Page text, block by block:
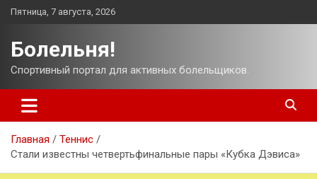
Перейти
Пятница, 7 августа, 2026
Болельня!
Спортивный портал для активных болельщиков.
Главная
Теннис
Стали известны четвертьфинальные пары «Кубка Дэвиса»